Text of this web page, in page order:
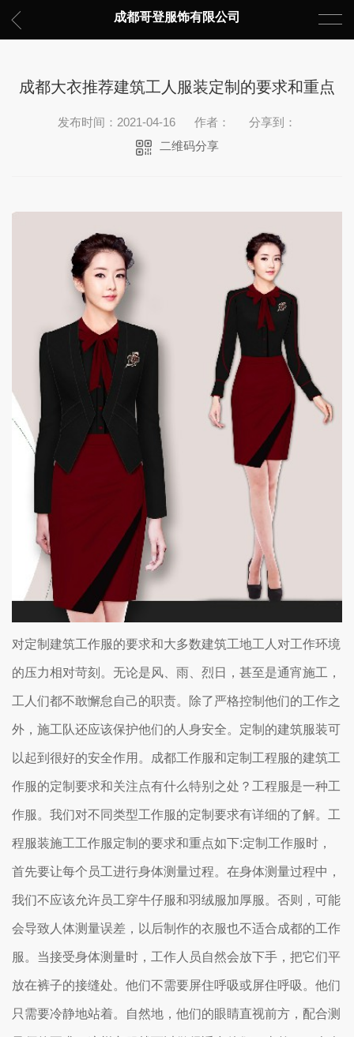
成都哥登服饰有限公司
成都大衣推荐建筑工人服装定制的要求和重点
发布时间：2021-04-16 作者：
分享到：
二维码分享
对定制建筑工作服的要求和大多数建筑工地工人对工作环境
的压力相对苛刻。无论是风、雨、烈日，甚至是通宵施工，
工人们都不敢懈怠自己的职责。除了严格控制他们的工作之
外，施工队还应该保护他们的人身安全。定制的建筑服装可
以起到很好的安全作用。成都工作服和定制工程服的建筑工
作服的定制要求和关注点有什么特别之处？工程服是一种工
作服。我们对不同类型工作服的定制要求有详细的了解。工
程服装施工工作服定制的要求和重点如下:定制工作服时，
首先要让每个员工进行身体测量过程。在身体测量过程中，
我们不应该允许员工穿牛仔服和羽绒服加厚服。否则，可能
会导致人体测量误差，以后制作的衣服也不适合成都的工作
服。当接受身体测量时，工作人员自然会放下手，把它们平
放在裤子的接缝处。他们不需要屏住呼吸或屏住呼吸。他们
只需要冷静地站着。自然地，他们的眼睛直视前方，配合测